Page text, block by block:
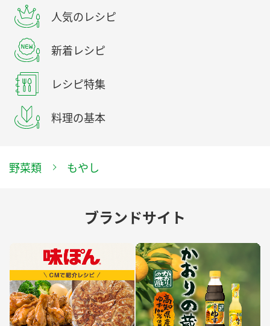
人気のレシピ
新着レシピ
レシピ特集
料理の基本
野菜類 もやし
ブランドサイト